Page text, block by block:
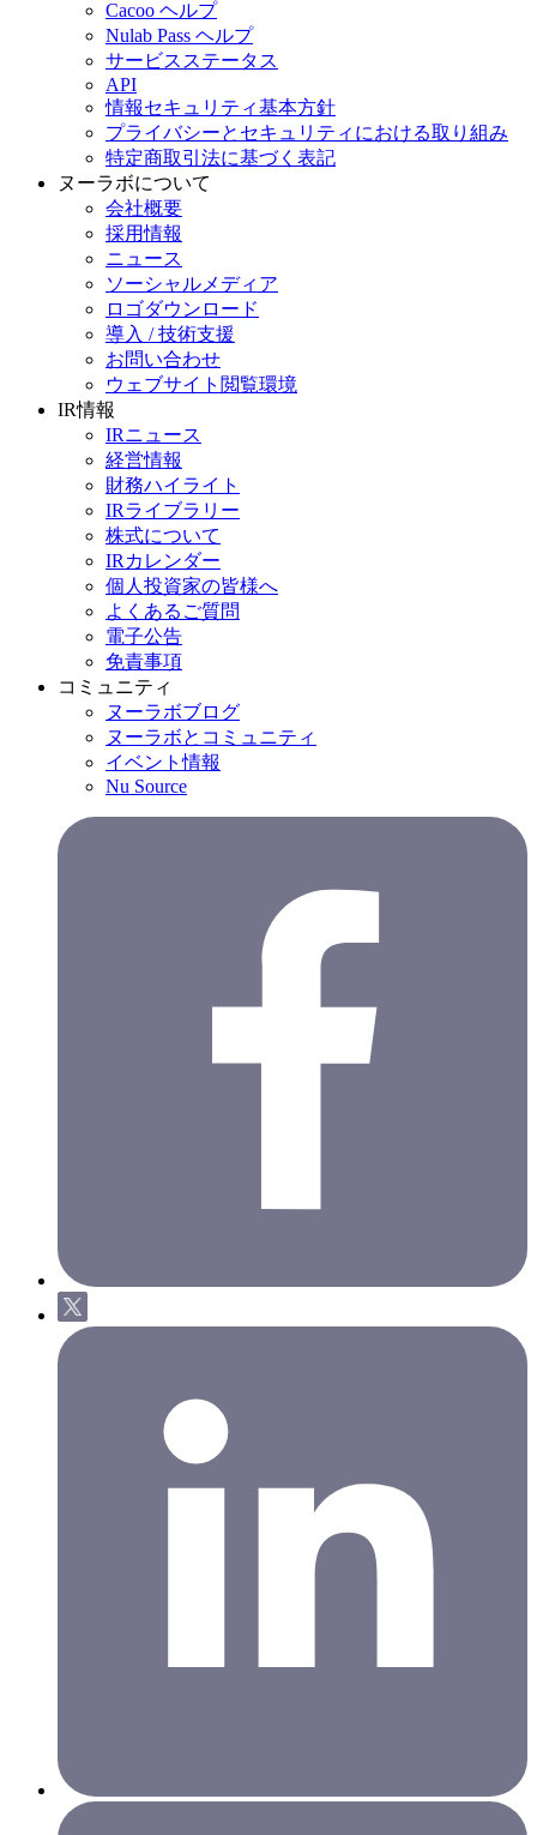
Cacoo ヘルプ
Nulab Pass ヘルプ
サービスステータス
API
情報セキュリティ基本方針
プライバシーとセキュリティにおける取り組み
特定商取引法に基づく表記
ヌーラボについて
会社概要
採用情報
ニュース
ソーシャルメディア
ロゴダウンロード
導入 / 技術支援
お問い合わせ
ウェブサイト閲覧環境
IR情報
IRニュース
経営情報
財務ハイライト
IRライブラリー
株式について
IRカレンダー
個人投資家の皆様へ
よくあるご質問
電子公告
免責事項
コミュニティ
ヌーラボブログ
ヌーラボとコミュニティ
イベント情報
Nu Source